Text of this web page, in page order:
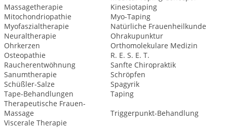
Massagetherapie
Kinesiotaping
Mitochondriopathie
Myo-Taping
Myofaszialtherapie
Natürliche Frauenheilkunde
Neuraltherapie
Ohrakupunktur
Ohrkerzen
Orthomolekulare Medizin
Osteopathie
R. E. S. E. T.
Raucherentwöhnung
Sanfte Chiropraktik
Sanumtherapie
Schröpfen
Schüßler-Salze
Spagyrik
Tape-Behandlungen
Taping
Therapeutische Frauen-
Massage
Triggerpunkt-Behandlung
Viscerale Therapie